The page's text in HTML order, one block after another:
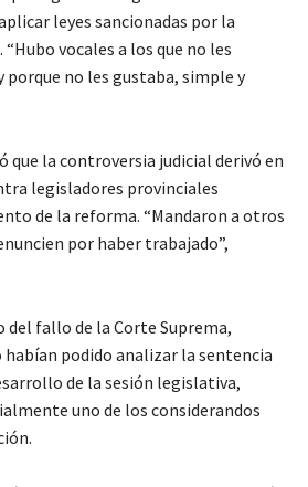
leyes sancionadas por la
vocales a los que no les
no les gustaba, simple y
que la controversia judicial derivó en
legisladores provinciales
de la reforma. “Mandaron a otros
por haber trabajado”,
del fallo de la Corte Suprema,
habían podido analizar la sentencia
de la sesión legislativa,
uno de los considerandos